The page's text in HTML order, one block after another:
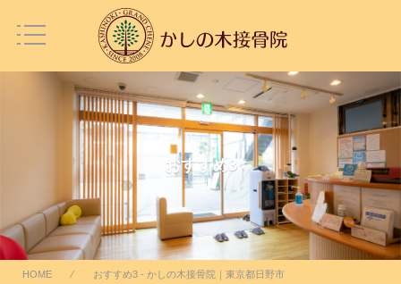
おすすめ3
HOME ⁄ おすすめ3 - かしの木接骨院｜東京都日野市